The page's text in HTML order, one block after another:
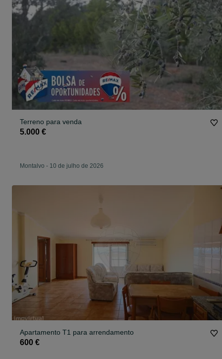
Terreno para venda
5.000 €
Montalvo - 10 de julho de 2026
Apartamento T1 para arrendamento
600 €